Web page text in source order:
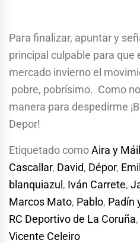
Para finalizar, apuntar y
principal culpable para que
mercado invierno el
pobre, pobrísimo. Como
manera para despedirme
Depor!
Etiquetado comoAira y
Cascallar, David, Dépor,
blanquiazul, Iván Carrete,
Marcos Mato, Pablo, Padín
RC Deportivo de La Coruña,
Vicente Celeiro